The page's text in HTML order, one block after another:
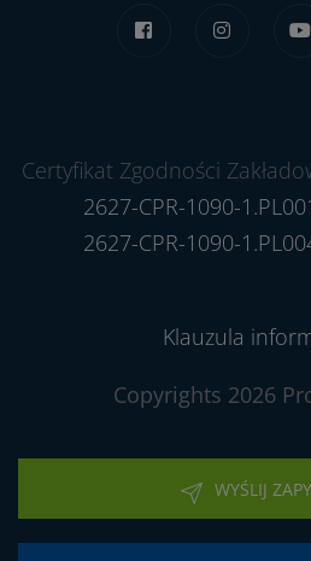
Certyfikat Zgodności
2627-CPR-1090-
2627-CPR-1090-
Klauzula
Copyrights 2026
WYŚLIJ